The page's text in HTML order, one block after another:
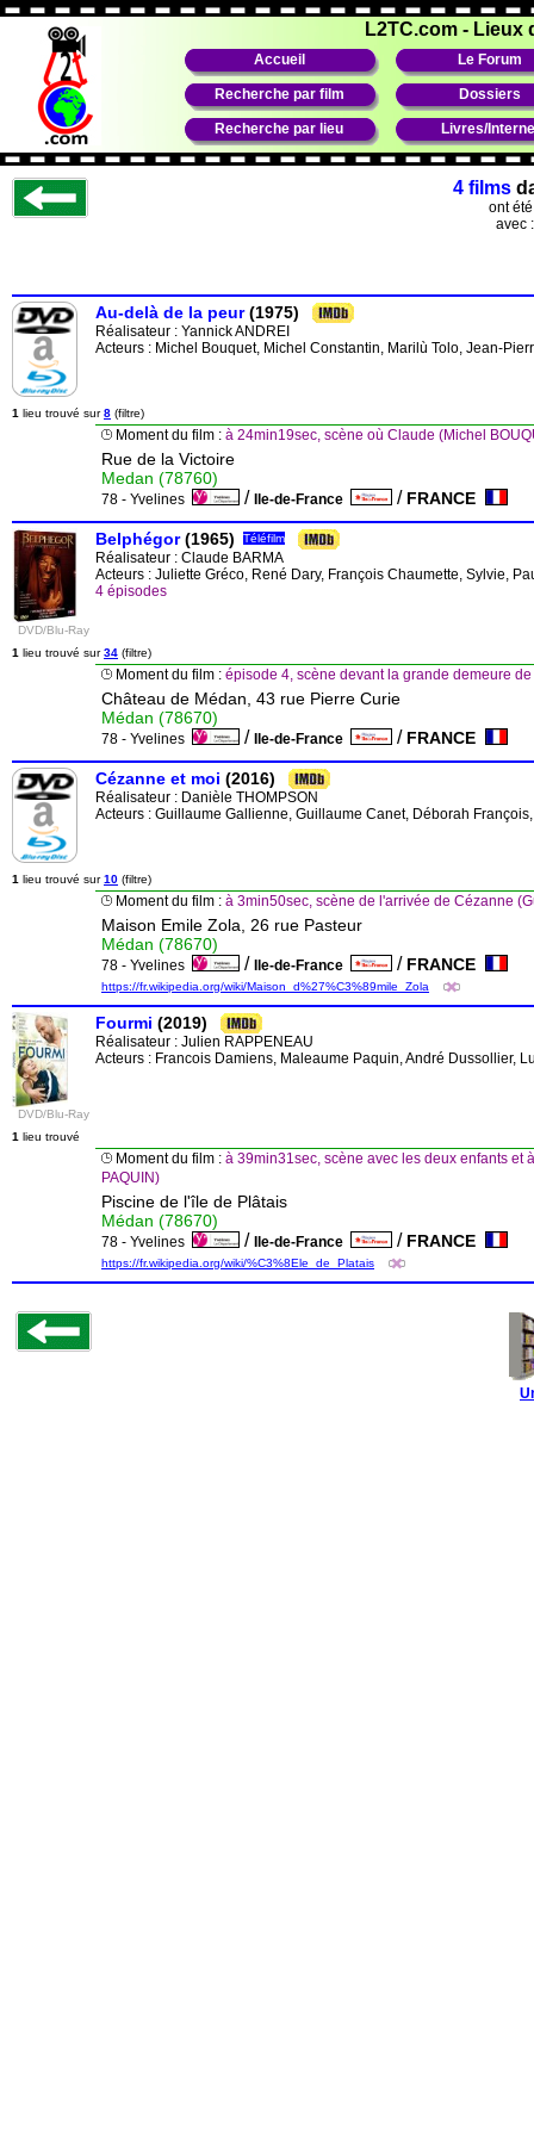
L2TC.com - Lieux
Accueil Le Forum
Recherche par film Dossiers
Recherche par lieu Livres/
4 films
ont
avec
Au-delà de la peur(1975)
Réalisateur : Yannick ANDREI
Acteurs : Michel Bouquet, Michel Constantin, Marilù Tolo, Jean-
1 lieu trouvé sur8 (filtre)
Moment du film : à 24min19sec, scène où Claude (Michel
Rue de la Victoire
Medan (78760)
78 - Yvelines / Ile-de-France / FRANCE
DVD/Blu-Ray
Belphégor(1965) Téléfilm
Réalisateur : Claude BARMA
Acteurs : Juliette Gréco, René Dary, François Chaumette, Sylvie,
4 épisodes
1 lieu trouvé sur34 (filtre)
Moment du film : épisode 4, scène devant la grande demeure
Château de Médan, 43 rue Pierre Curie
Médan (78670)
78 - Yvelines / Ile-de-France / FRANCE
Cézanne et moi (2016)
Réalisateur : Danièle THOMPSON
Acteurs : Guillaume Gallienne, Guillaume Canet, Déborah
1 lieu trouvé sur10 (filtre)
Moment du film : à 3min50sec, scène de l'arrivée de Cézanne
Maison Emile Zola, 26 rue Pasteur
Médan (78670)
78 - Yvelines / Ile-de-France / FRANCE
https://fr.wikipedia.org/wiki/Maison_d%27%C3%89mile_Zola
DVD/Blu-Ray
Fourmi (2019)
Réalisateur : Julien RAPPENEAU
Acteurs : Francois Damiens, Maleaume Paquin, André Dussollier,
1 lieu trouvé
Moment du film : à 39min31sec, scène avec les deux enfants et
PAQUIN)
Piscine de l'île de Plâtais
Médan (78670)
78 - Yvelines / Ile-de-France / FRANCE
https://fr.wikipedia.org/wiki/%C3%8Ele_de_Platais